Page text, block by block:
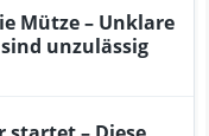
Mütze – Unklare
unzulässig